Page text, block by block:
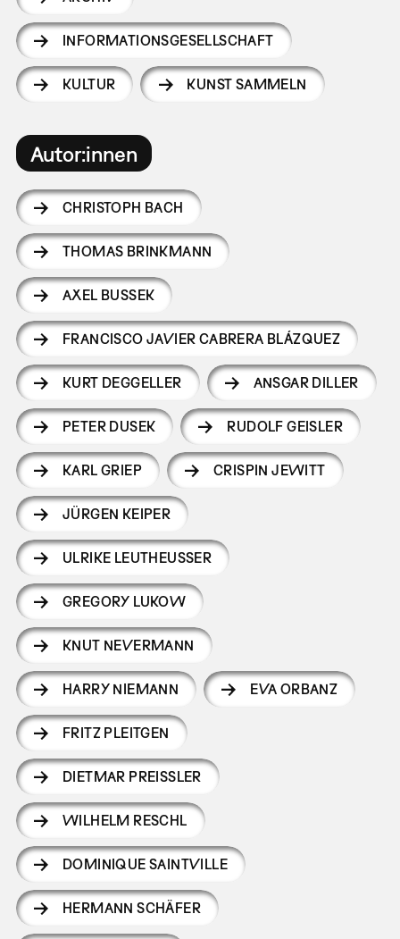
INFORMATIONSGESELLSCHAFT
KULTUR KUNST SAMMELN
Autor:innen
CHRISTOPH BACH
THOMAS BRINKMANN
AXEL BUSSEK
FRANCISCO JAVIER CABRERA BLÁZQUEZ
KURT DEGGELLER ANSGAR DILLER
PETER DUSEK RUDOLF GEISLER
KARL GRIEP CRISPIN JEWITT
JÜRGEN KEIPER
ULRIKE LEUTHEUSSER
GREGORY LUKOW
KNUT NEVERMANN
HARRY NIEMANN EVA ORBANZ
FRITZ PLEITGEN
DIETMAR PREISSLER
WILHELM RESCHL
DOMINIQUE SAINTVILLE
HERMANN SCHÄFER